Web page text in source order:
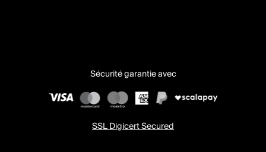
Sécurité garantie avec
SSL Digicert Secured